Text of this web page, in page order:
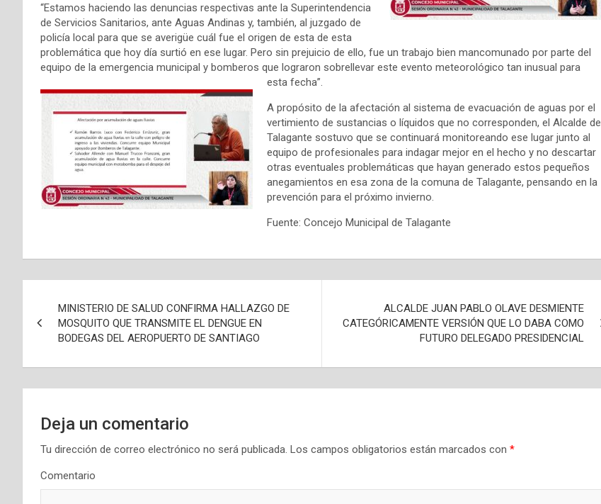
“Estamos haciendo las denuncias respectivas ante la Superintendencia
de Servicios Sanitarios, ante Aguas Andinas y, también, al juzgado de
policía local para que se averigüe cuál fue el origen de esta de esta
problemática que hoy día surtió en ese lugar. Pero sin prejuicio de ello, fue un trabajo bien mancomunado por parte del
equipo de la emergencia municipal y bomberos que lograron sobrellevar este evento meteorológico tan inusual para
esta fecha”.
A propósito de la afectación al sistema de evacuación de aguas por el
vertimiento de sustancias o líquidos que no corresponden, el Alcalde de
Talagante sostuvo que se continuará monitoreando ese lugar junto al
equipo de profesionales para indagar mejor en el hecho y no descartar
otras eventuales problemáticas que hayan generado estos pequeños
anegamientos en esa zona de la comuna de Talagante, pensando en la
prevención para el próximo invierno.
Fuente: Concejo Municipal de Talagante
e
MINISTERIO DE SALUD CONFIRMA HALLAZGO DE
MOSQUITO QUE TRANSMITE EL DENGUE EN
BODEGAS DEL AEROPUERTO DE SANTIAGO
ALCALDE JUAN PABLO OLAVE DESMIENTE
CATEGÓRICAMENTE VERSIÓN QUE LO DABA COMO
FUTURO DELEGADO PRESIDENCIAL
Deja un comentario
Tu dirección de correo electrónico no será publicada. Los campos obligatorios están marcados con *
Comentario